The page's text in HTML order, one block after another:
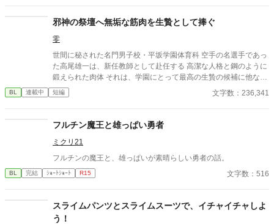
邪神の祭壇へ無垢な筋肉を生贄として捧ぐ
零
世間に秘された名門男子校・平坂学園体育科 空手の名選手であっ
た高尾雄一は、新任教師として赴任する 高潔な人格と鋼のように
鍛えられた肉体 それは、学園にとって最高の生贄の候補に他なら
なかった 至高の筋肉を持つ、精神を削られ意志をなくした青年を
太古の神に捧げるため、“水”、“風”、“土”の信奉者達が暗躍する 意
校で繰り広げられるダークファンタジー
BL 連載中 短編 文字数：236,341
フルチン魔王と雄っぱい勇者
ミクリ21
フルチンの魔王と、雄っぱいが素晴らしい勇者の話。
BL 完結 ｼｮｰﾄｼｮｰﾄ R15 文字数：516
スライムパンツとスライムスーツで、イチャイチャしよ
う！